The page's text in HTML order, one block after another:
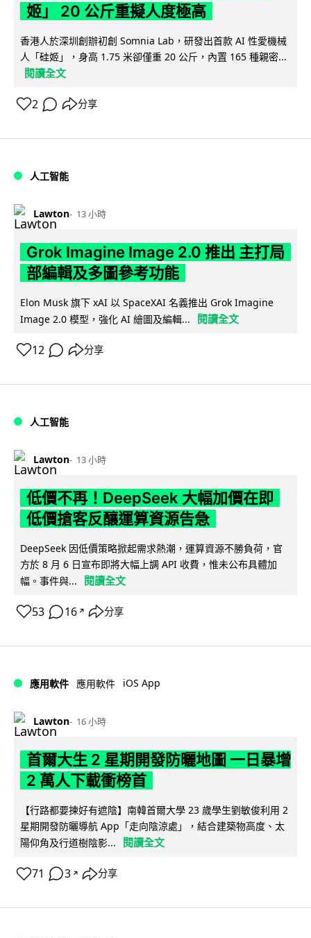
姬」 20 公斤重擬人度極高
香港人於深圳創辦初創 Somnia Lab，研發出首款 AI 性愛機械
人「硅姬」，身高 1.75 米卻僅重 20 公斤，內置 165 種親密...
閱讀全文
2 分享
人工智能
Lawton 13 小時
Grok Imagine Image 2.0 推出 主打局
部編輯及多圖參考功能
Elon Musk 旗下 xAI 以 SpaceXAI 名義推出 Grok Imagine
Image 2.0 模型，強化 AI 繪圖及編輯...
閱讀全文
12 分享
人工智能
Lawton 13 小時
低價不再！DeepSeek 大幅加價在即
低價搶客反釀運算資源告急
DeepSeek 因低價策略掀起需求熱潮，運算資源不勝負荷，官
方於 8 月 6 日宣布即將大幅上調 API 收費，惟未公布具體加
幅。事件與...
閱讀全文
53 16 ↗ 分享
應用軟件 應用軟件 iOS App
Lawton 16 小時
首爾大生 2 星期開發防曬地圖 一日暴增
2 萬人下載衝榜首
【行路都要揀好有遮陰】南韓首爾大學 23 歲學生劉敏俊利用 2
星期開發防曬導航 App「走向陰涼處」，結合建築物高度、太
陽仰角及行道樹陰影...
閱讀全文
71 3 ↗ 分享